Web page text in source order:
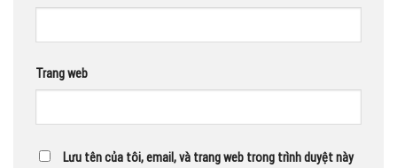
Trang web
Lưu tên của tôi, email, và trang web trong trình duyệt này